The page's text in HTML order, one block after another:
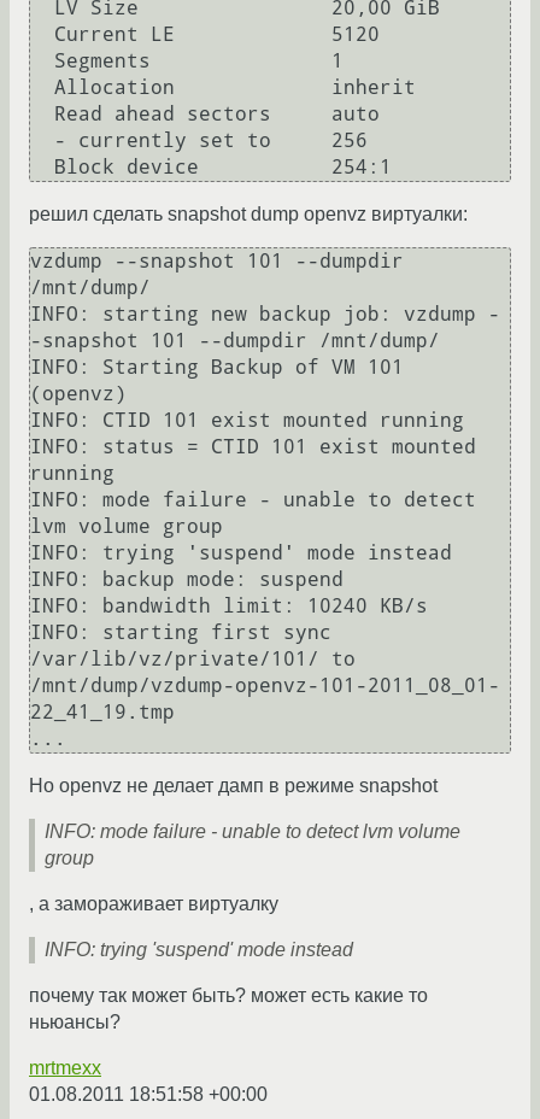
решил сделать snapshot dump openvz виртуалки:
vzdump --snapshot 101 --dumpdir
/mnt/dump/
INFO: starting new backup job: vzdump -
-snapshot 101 --dumpdir /mnt/dump/
INFO: Starting Backup of VM 101
(openvz)
INFO: CTID 101 exist mounted running
INFO: status = CTID 101 exist mounted
running
INFO: mode failure - unable to detect
lvm volume group
INFO: trying 'suspend' mode instead
INFO: backup mode: suspend
INFO: bandwidth limit: 10240 KB/s
INFO: starting first sync
/var/lib/vz/private/101/ to
/mnt/dump/vzdump-openvz-101-2011_08_01-
22_41_19.tmp
Но openvz не делает дамп в режиме snapshot
INFO: mode failure - unable to detect lvm volume
group
, а замораживает виртуалку
INFO: trying 'suspend' mode instead
почему так может быть? может есть какие то
ньюансы?
mrtmexx
01.08.2011 18:51:58 +00:00